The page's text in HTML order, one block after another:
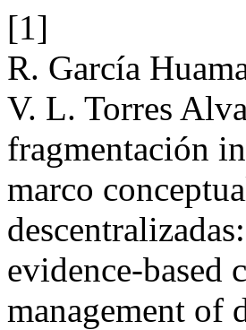
[1]
R. García
V. L. Torres
fragmentación
marco
evidence-
management of